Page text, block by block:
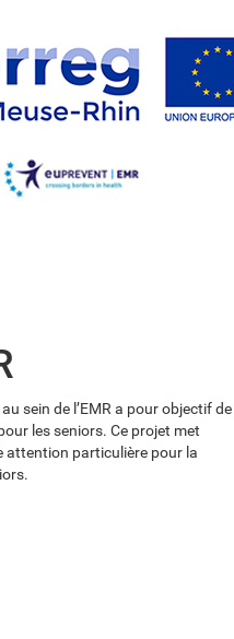
sein de l’EMR a pour objectif de
les seniors. Ce projet met
attention particulière pour la